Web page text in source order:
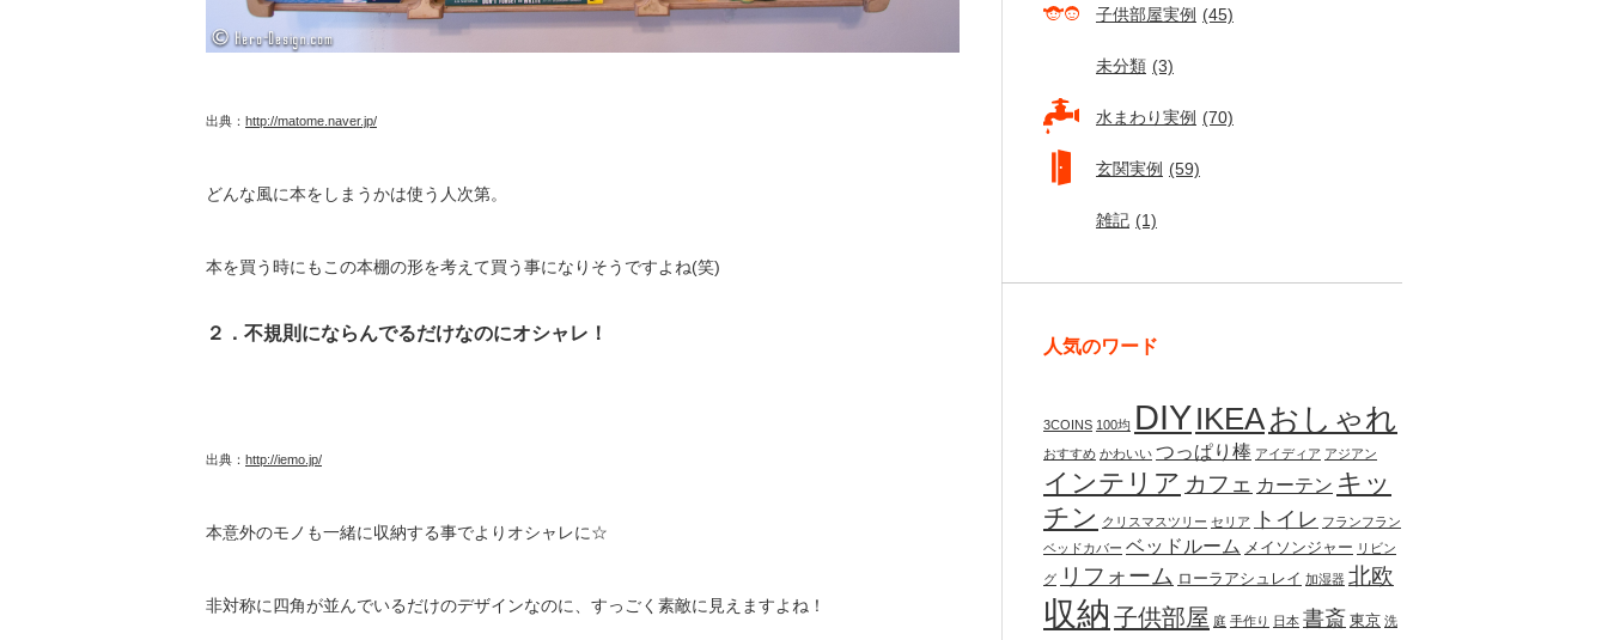
出典： http://matome.naver.jp/
どんな風に本をしまうかは使う人次第。
本を買う時にもこの本棚の形を考えて買う事になりそうですよね(笑)
２．不規則にならんでるだけなのにオシャレ！
出典： http://iemo.jp/
本意外のモノも一緒に収納する事でよりオシャレに☆
非対称に四角が並んでいるだけのデザインなのに、すっごく素敵に見えますよね！
子供部屋実例 (45)
未分類 (3)
水まわり実例 (70)
玄関実例 (59)
雑記 (1)
人気のワード
3COINS 100均 DIYIKEAおしゃれ
おすすめ かわいい つっぱり棒 アイディア アジアン
インテリア カフェ カーテン キッ
チン クリスマスツリー セリア トイレ フランフラン
ベッドカバー ベッドルーム メイソンジャー リビン
グ リフォーム ローラアシュレイ 加湿器 北欧
収納 子供部屋 庭 手作り 日本 書斎 東京 洗